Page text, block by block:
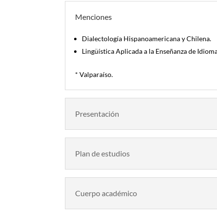
Menciones
Dialectología Hispanoamericana y Chilena.
Lingüística Aplicada a la Enseñanza de
* Valparaíso.
Presentación
Plan de estudios
Cuerpo académico